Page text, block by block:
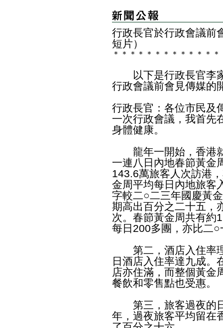
行政長官於行政會議前
短片）
＊ ＊ ＊ ＊ ＊ ＊ ＊ ＊ ＊ ＊ ＊ ＊ ＊
以下是行政長官李家
行政會議前會見傳媒的
行政長官：各位市民及
一次行政會議，我首先
身體健康。
龍年一開始，香港就
一連八日內地春節黃金
143.6萬旅客人次訪港
金周平均每日內地旅客
字較二○二三年國慶黃
期高出百分之二十五，
次。春節黃金周共有約
每日200多團，亦比二
第二，酒店入住率理
日酒店入住率達九成。
店亦住滿，而整個黃金
餐飲和零售點也受惠。
第三，旅客過夜的日
年，過夜旅客平均留在